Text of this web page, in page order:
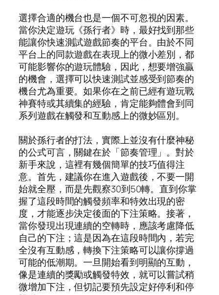
選擇合適的機台也是一個不可忽視的因素。
當你決定遊玩《孫行者》時，最好找到那些
能讓你快速測試遊戲節奏的平台。由於不同
平台上的同款遊戲在表現上的微小差別，都
可能影響你的遊玩體驗，因此，想要增強贏
的機會，選擇可以快速測試並感受到節奏的
機台尤為重要。如果你在之前已經有遊玩戰
神賽特或其續集的經驗，肯定能夠體會到同
系列遊戲在觸發和互動感上的微妙區別。
關於孫行者的打法，實際上並沒有什麼神秘
的公式可言，關鍵在於「節奏管理」。對於
新手來說，這裡有幾個簡單的技巧值得注
意。首先，建議你在進入遊戲後，不要一開
始就全壓，而是先觀察30到50轉。直到你掌
握了這段時間的觸發頻率和特效出現的密
度，才能逐步決定後面的下注策略。接著，
當你發現出現連續的空轉時，應該考慮降低
自己的下注；這是因為在這段時間內，若完
全沒有互動感，轉換下注策略可以讓你撐過
可能的低潮期。一旦開始看到明顯的互動，
像是連續的獎勵或觸發特效，就可以嘗試稍
微增加下注，但切記要預先設定好停利和停